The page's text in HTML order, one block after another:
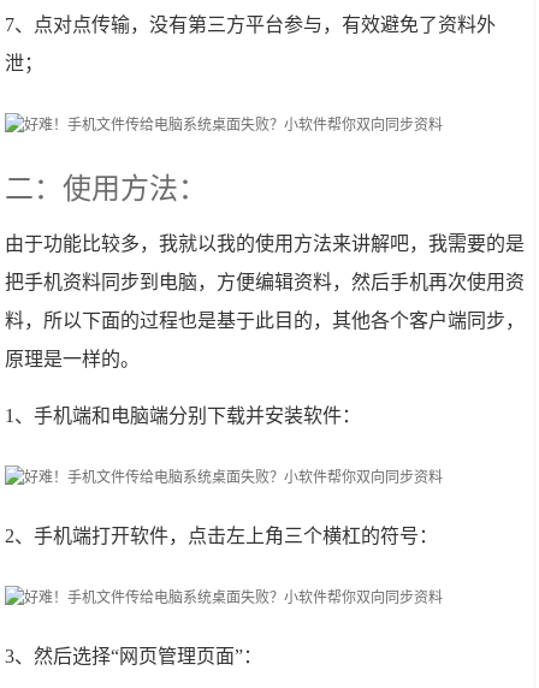
7、点对点传输，没有第三方平台参与，有效避免了资料外
泄；
二：使用方法：
由于功能比较多，我就以我的使用方法来讲解吧，我需要的是
把手机资料同步到电脑，方便编辑资料，然后手机再次使用资
料，所以下面的过程也是基于此目的，其他各个客户端同步，
原理是一样的。
1、手机端和电脑端分别下载并安装软件：
2、手机端打开软件，点击左上角三个横杠的符号：
3、然后选择“网页管理页面”：